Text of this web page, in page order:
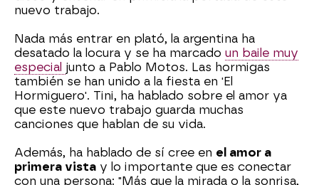
nuevo trabajo.
Nada más entrar en plató, la argentina ha
desatado la locura y se ha marcado un baile muy
especial junto a Pablo Motos. Las hormigas
también se han unido a la fiesta en 'El
Hormiguero'. Tini, ha hablado sobre el amor ya
que este nuevo trabajo guarda muchas
canciones que hablan de su vida.
Además, ha hablado de sí cree en el amor a
primera vista y lo importante que es conectar
con una persona: "Más que la mirada o la sonrisa,